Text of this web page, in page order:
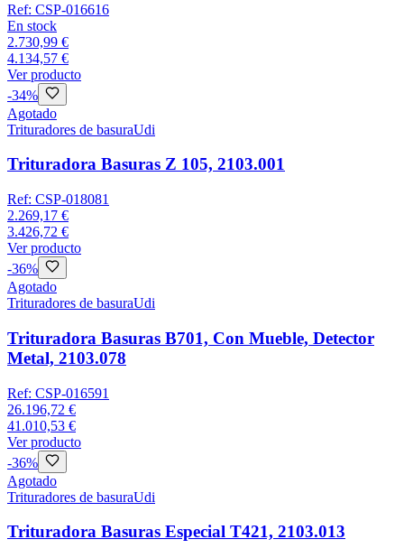
Ref: CSP-016616
En stock
2.730,99 €
4.134,57 €
Ver producto
-34%
Agotado
Trituradores de basuraUdi
Trituradora Basuras Z 105, 2103.001
Ref: CSP-018081
2.269,17 €
3.426,72 €
Ver producto
-36%
Agotado
Trituradores de basuraUdi
Trituradora Basuras B701, Con Mueble, Detector
Metal, 2103.078
Ref: CSP-016591
26.196,72 €
41.010,53 €
Ver producto
-36%
Agotado
Trituradores de basuraUdi
Trituradora Basuras Especial T421, 2103.013